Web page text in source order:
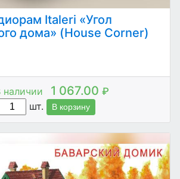
Italeri «Угол
дома» (House Corner)
наличии 1 067.00 ₽
шт.
В корзину